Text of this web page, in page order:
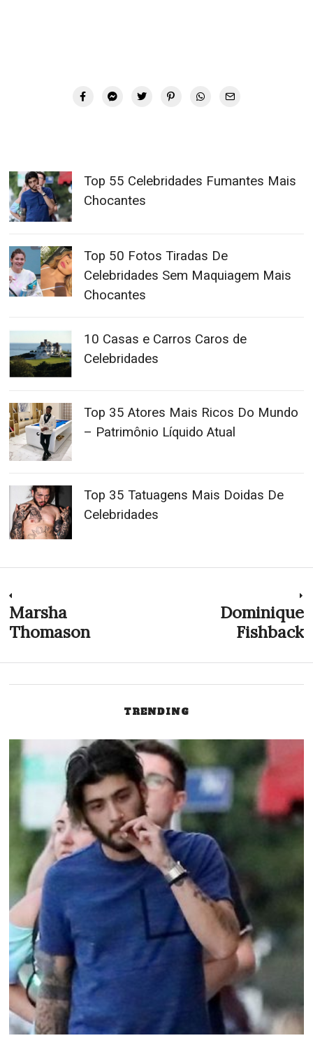
Top 55 Celebridades Fumantes Mais
Chocantes
Top 50 Fotos Tiradas De
Celebridades Sem Maquiagem Mais
Chocantes
10 Casas e Carros Caros de
Celebridades
Top 35 Atores Mais Ricos Do Mundo
– Patrimônio Líquido Atual
Top 35 Tatuagens Mais Doidas De
Celebridades
Navegação
de
Post
Previous
post:
Marsha
Thomason
Dominique
Fishback
TRENDING